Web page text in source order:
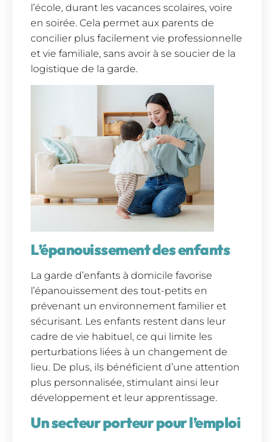
l’école, durant les vacances scolaires, voire
en soirée. Cela permet aux parents de
concilier plus facilement vie professionnelle
et vie familiale, sans avoir à se soucier de la
logistique de la garde.
L’épanouissement des enfants
La garde d’enfants à domicile favorise
l’épanouissement des tout-petits en
prévenant un environnement familier et
sécurisant. Les enfants restent dans leur
cadre de vie habituel, ce qui limite les
perturbations liées à un changement de
lieu. De plus, ils bénéficient d’une attention
plus personnalisée, stimulant ainsi leur
développement et leur apprentissage.
Un secteur porteur pour l’emploi